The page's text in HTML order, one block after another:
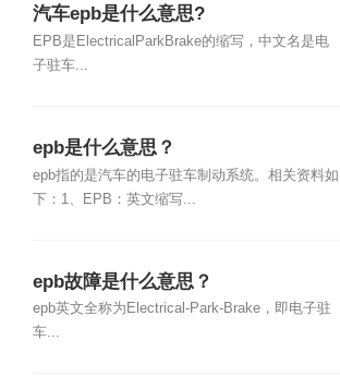
汽车epb是什么意思?
EPB是ElectricalParkBrake的缩写，中文名是电
子驻车...
epb是什么意思？
epb指的是汽车的电子驻车制动系统。相关资料如
下：1、EPB：英文缩写...
epb故障是什么意思？
epb英文全称为Electrical-Park-Brake，即电子驻
车...